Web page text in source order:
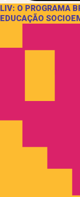
LIV: O PROGRAMA
EDUCAÇÃO